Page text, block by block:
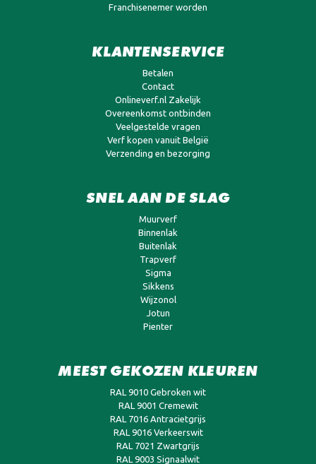
Franchisenemer worden
KLANTENSERVICE
Betalen
Contact
Onlineverf.nl Zakelijk
Overeenkomst ontbinden
Veelgestelde vragen
Verf kopen vanuit België
Verzending en bezorging
SNEL AAN DE SLAG
Muurverf
Binnenlak
Buitenlak
Trapverf
Sigma
Sikkens
Wijzonol
Jotun
Pienter
MEEST GEKOZEN KLEUREN
RAL 9010 Gebroken wit
RAL 9001 Cremewit
RAL 7016 Antracietgrijs
RAL 9016 Verkeerswit
RAL 7021 Zwartgrijs
RAL 9003 Signaalwit